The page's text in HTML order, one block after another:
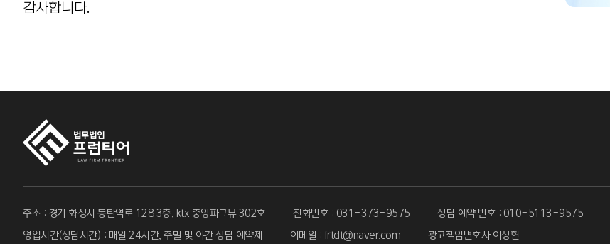
감사합니다.
주소 : 경기 화성시 동탄역로 128 3층, ktx 중앙파크뷰 302호 전화번호 : 031-373-9575 상담 예약 번호 : 010-5113-9575
영업시간(상담시간) : 매일 24시간, 주말 및 야간 상담 예약제 이메일 : frtdt@naver.com 광고책임변호사 이상현